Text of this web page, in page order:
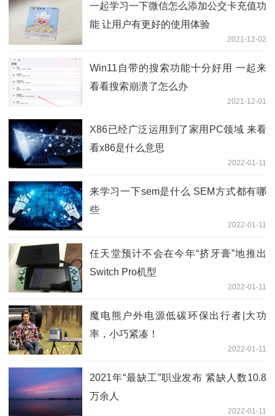
一起学习一下微信怎么添加公交卡充值功
能 让用户有更好的使用体验
2021-12-02
Win11自带的搜索功能十分好用 一起来
看看搜索崩溃了怎么办
2021-12-01
X86已经广泛运用到了家用PC领域 来看
看x86是什么意思
2022-01-11
来学习一下sem是什么 SEM方式都有哪
些
2022-01-11
任天堂预计不会在今年“挤牙膏”地推出
Switch Pro机型
2022-01-11
魔电熊户外电源低碳环保出行者|大功
率，小巧紧凑！
2022-01-11
2021年“最缺工”职业发布 紧缺人数10.8
万余人
2022-01-11